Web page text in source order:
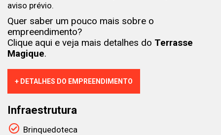
aviso prévio.
Quer saber um pouco mais sobre o
empreendimento?
Clique aqui e veja mais detalhes do Terrasse
Magique.
+ DETALHES DO EMPREENDIMENTO
Infraestrutura
Brinquedoteca